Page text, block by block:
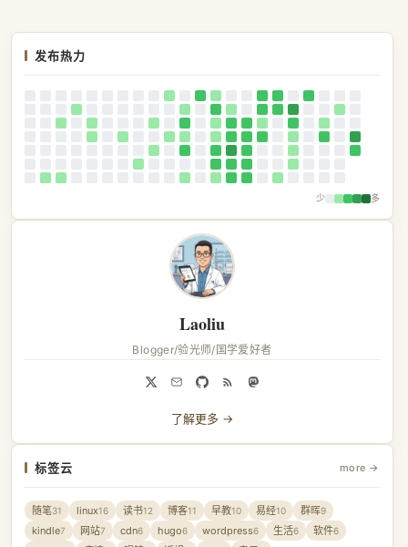
发布热力
少 多
Laoliu
Blogger/验光师/国学爱好者
了解更多 →
标签云 more →
随笔31 linux16 读书12 博客11 早教10 易经10 群晖9
kindle7 网站7 cdn6 hugo6 wordpress6 生活6 软件6